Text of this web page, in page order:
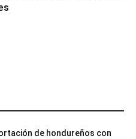
de hondureños con